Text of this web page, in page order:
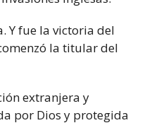
Y fue la victoria del
la titular del
extranjera y
por Dios y protegida